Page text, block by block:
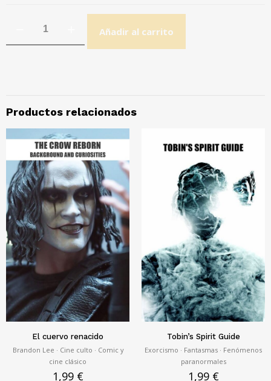
Añadir al carrito
Productos relacionados
El cuervo renacido
Brandon Lee · Cine culto · Comic y
cine clásico
1,99 €
Tobin’s Spirit Guide
Exorcismo · Fantasmas · Fenómenos
paranormales
1,99 €